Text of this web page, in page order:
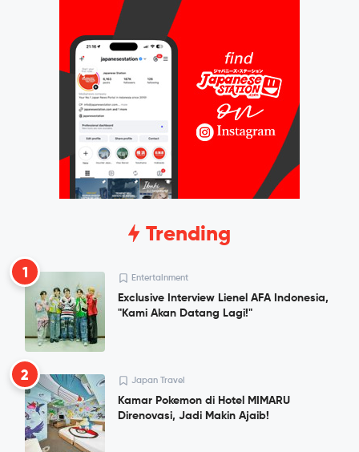
Trending
1 Entertainment
Exclusive Interview Lienel AFA Indonesia,
"Kami Akan Datang Lagi!"
2 Japan Travel
Kamar Pokemon di Hotel MIMARU
Direnovasi, Jadi Makin Ajaib!